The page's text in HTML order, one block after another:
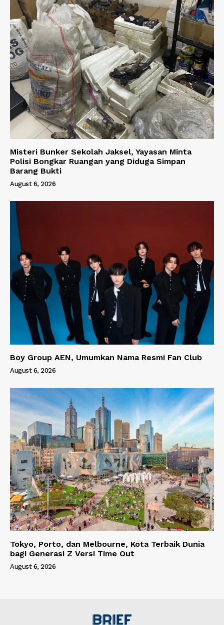
Misteri Bunker Sekolah Jaksel, Yayasan Minta
Polisi Bongkar Ruangan yang Diduga Simpan
Barang Bukti
August 6, 2026
Boy Group AEN, Umumkan Nama Resmi Fan Club
August 6, 2026
Tokyo, Porto, dan Melbourne, Kota Terbaik Dunia
bagi Generasi Z Versi Time Out
August 6, 2026